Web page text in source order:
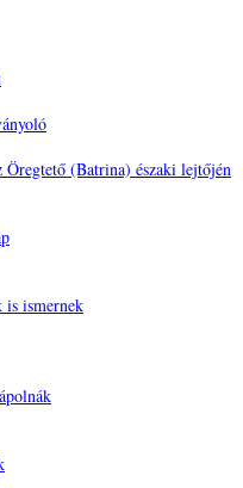
Öregtető (Batrina) északi lejtőjén
is ismernek